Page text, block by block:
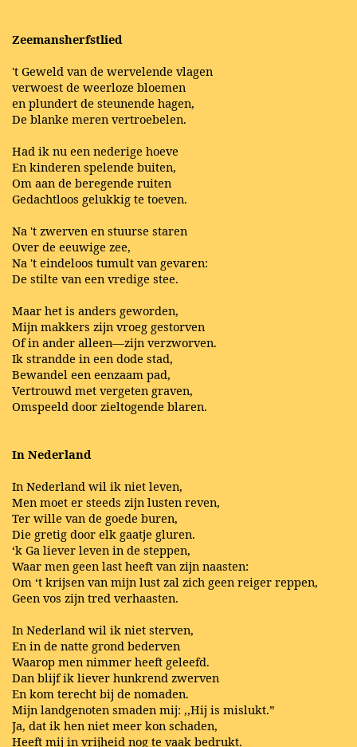
Zeemansherfstlied
't Geweld van de wervelende vlagen
verwoest de weerloze bloemen
en plundert de steunende hagen,
De blanke meren vertroebelen.
Had ik nu een nederige hoeve
En kinderen spelende buiten,
Om aan de beregende ruiten
Gedachtloos gelukkig te toeven.
Na 't zwerven en stuurse staren
Over de eeuwige zee,
Na 't eindeloos tumult van gevaren:
De stilte van een vredige stee.
Maar het is anders geworden,
Mijn makkers zijn vroeg gestorven
Of in ander alleen—zijn verzworven.
Ik strandde in een dode stad,
Bewandel een eenzaam pad,
Vertrouwd met vergeten graven,
Omspeeld door zieltogende blaren.
In Nederland
In Nederland wil ik niet leven,
Men moet er steeds zijn lusten reven,
Ter wille van de goede buren,
Die gretig door elk gaatje gluren.
‘k Ga liever leven in de steppen,
Waar men geen last heeft van zijn naasten:
Om ‘t krijsen van mijn lust zal zich geen reiger reppen,
Geen vos zijn tred verhaasten.
In Nederland wil ik niet sterven,
En in de natte grond bederven
Waarop men nimmer heeft geleefd.
Dan blijf ik liever hunkrend zwerven
En kom terecht bij de nomaden.
Mijn landgenoten smaden mij: ,,Hij is mislukt.”
Ja, dat ik hen niet meer kon schaden,
Heeft mij in vrijheid nog te vaak bedrukt.